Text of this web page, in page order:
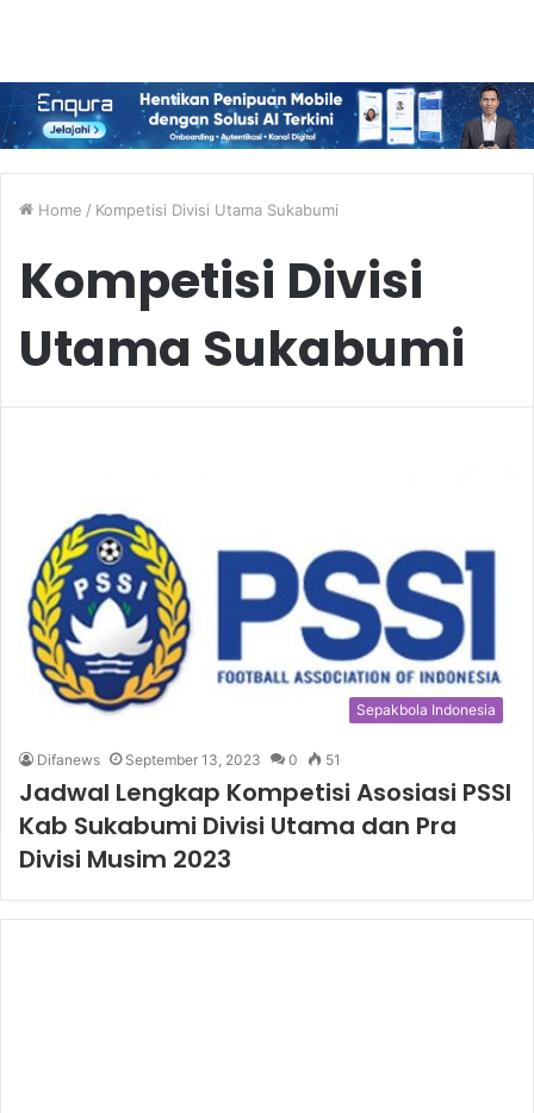
Home / Kompetisi Divisi Utama Sukabumi
Kompetisi Divisi
Utama Sukabumi
Sepakbola Indonesia
Difanews September 13, 2023 0 51
Jadwal Lengkap Kompetisi Asosiasi PSSI
Kab Sukabumi Divisi Utama dan Pra
Divisi Musim 2023